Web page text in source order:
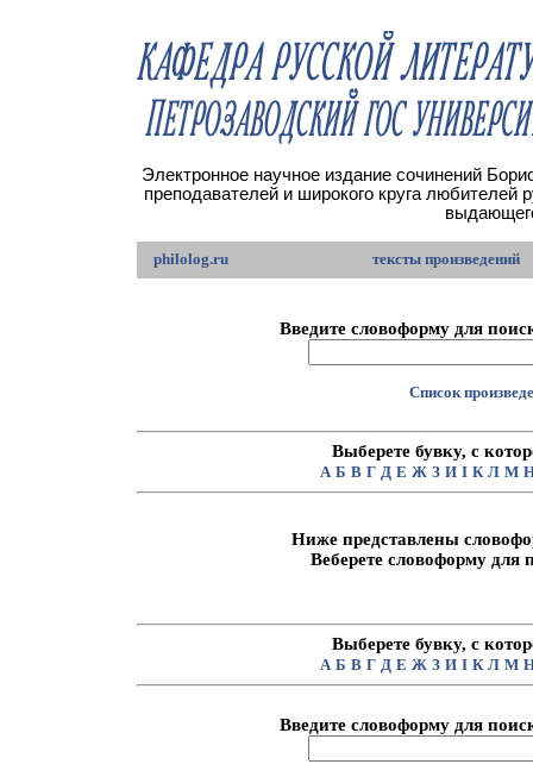
Электронное научное издание сочинений
преподавателей и широкого круга
philolog.ru тексты произведений
Введите словоформу для
Список
Выберете бувку, с
А Б В Г Д Е Ж З И I К Л М
Ниже представлены
Веберете словоформу для
Выберете бувку, с
А Б В Г Д Е Ж З И I К Л М
Введите словоформу для